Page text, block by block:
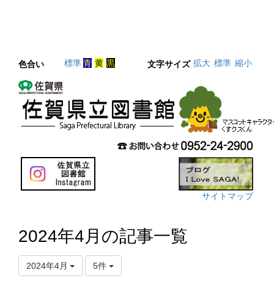
色合い 標準青 黄 黒 文字サイズ 拡大 標準 縮小
サイトマップ
2024年4月の記事一覧
2024年4月 5件